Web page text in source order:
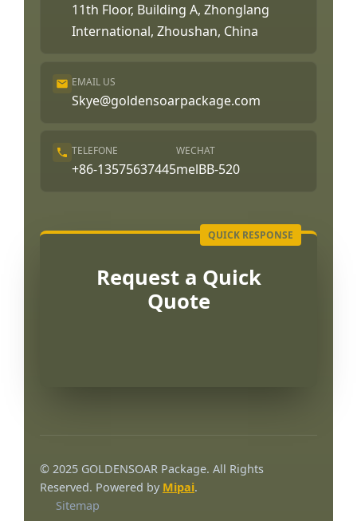
11th Floor, Building A, Zhonglang
International, Zhoushan, China
EMAIL US
Skye@goldensoarpackage.com
TELEFONE
+86-13575637445
WECHAT
melBB-520
Request a Quick
Quote
© 2025 GOLDENSOAR Package. All Rights
Reserved. Powered by Mipai.
Sitemap